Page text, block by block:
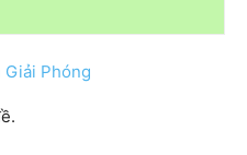
Giải Phóng